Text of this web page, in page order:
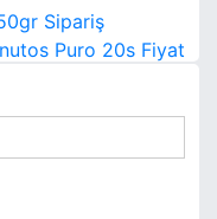
Sipariş
Puro 20s Fiyat